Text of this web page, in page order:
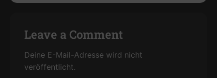
Leave a Comment
Deine E-Mail-Adresse wird nicht
veröffentlicht.